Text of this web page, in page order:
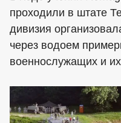
проходили в штате
дивизия
через водоем
военнослужащих и